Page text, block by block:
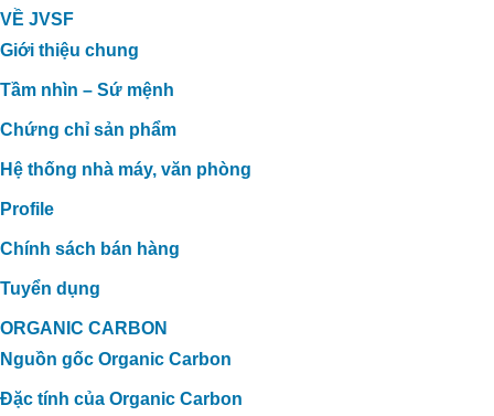
VỀ JVSF
Giới thiệu chung
Tầm nhìn – Sứ mệnh
Chứng chỉ sản phẩm
Hệ thống nhà máy, văn phòng
Profile
Chính sách bán hàng
Tuyển dụng
ORGANIC CARBON
Nguồn gốc Organic Carbon
Đặc tính của Organic Carbon